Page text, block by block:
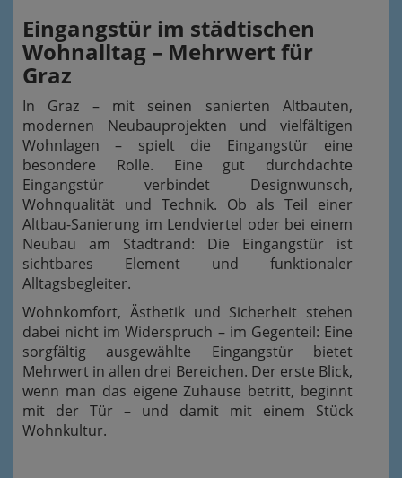
Eingangstür im städtischen
Wohnalltag – Mehrwert für
Graz
In Graz – mit seinen sanierten Altbauten,
modernen Neubauprojekten und vielfältigen
Wohnlagen – spielt die Eingangstür eine
besondere Rolle. Eine gut durchdachte
Eingangstür verbindet Designwunsch,
Wohnqualität und Technik. Ob als Teil einer
Altbau-Sanierung im Lendviertel oder bei einem
Neubau am Stadtrand: Die Eingangstür ist
sichtbares Element und funktionaler
Alltagsbegleiter.
Wohnkomfort, Ästhetik und Sicherheit stehen
dabei nicht im Widerspruch – im Gegenteil: Eine
sorgfältig ausgewählte Eingangstür bietet
Mehrwert in allen drei Bereichen. Der erste Blick,
wenn man das eigene Zuhause betritt, beginnt
mit der Tür – und damit mit einem Stück
Wohnkultur.